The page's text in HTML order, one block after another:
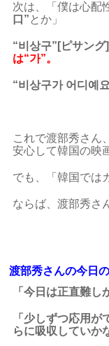
次は、「僕は心配
口” とか」
“비상구”[ピサング]
は“가”。
“비상구가 어디예
これで渡部秀さん
安心して韓国の映
でも、「韓国では
ならば、渡部秀さ
渡部秀さんの今日
「今日は正直難し
「少しずつ応用
らに吸収していか